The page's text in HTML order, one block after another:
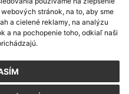
stránok, na to, aby sme
a cielené reklamy, na analýzu
a na pochopenie toho, odkiaľ naši
informácií s využitím RSS
2,Mapa stránok,web portál
,domény,registrácia domény
05.08.2026